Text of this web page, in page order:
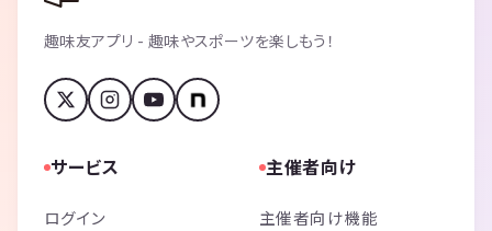
趣味友アプリ - 趣味やスポーツを楽しもう！
サービス
ログイン
主催者向け
主催者向け機能